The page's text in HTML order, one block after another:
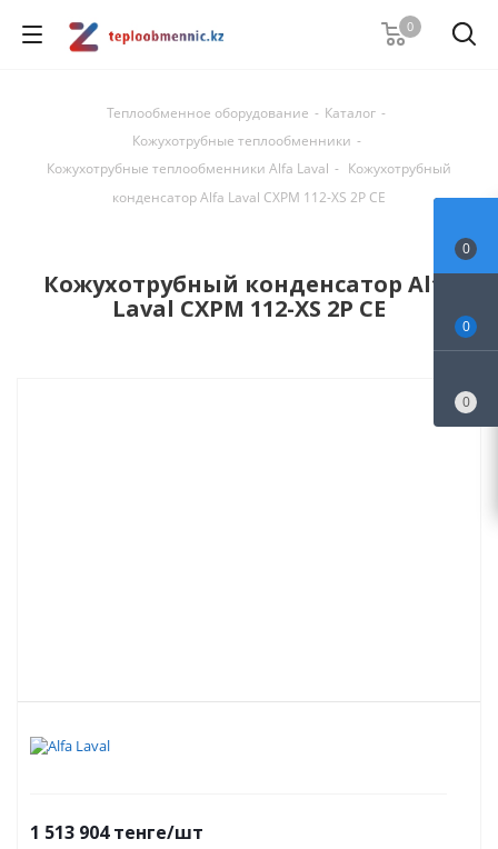
0
Теплообменное оборудование - Каталог -
Кожухотрубные теплообменники -
Кожухотрубные теплообменники Alfa Laval - Кожухотрубный
конденсатор Alfa Laval CXPM 112-XS 2P CE
Кожухотрубный конденсатор Alfa
Laval CXPM 112-XS 2P CE
1 513 904тенге/шт
0
0
0